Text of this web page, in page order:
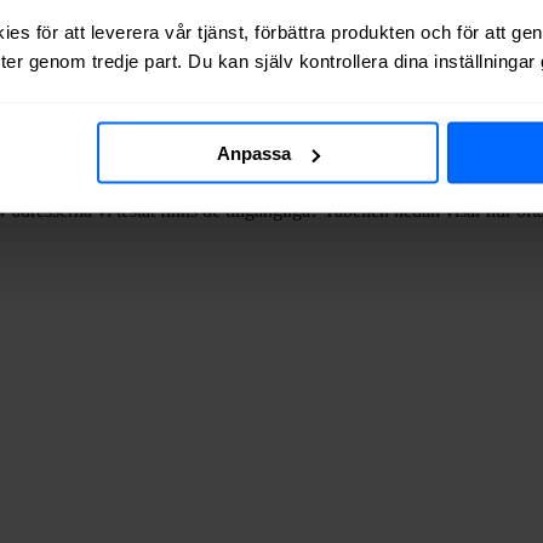
för att leverera vår tjänst, förbättra produkten och för att
genom tredje part. Du kan själv kontrollera dina
Anpassa
i
kabel-TV (via koaxialkabel) i
adresserna vi testat finns de tillgängliga? Tabellen nedan visar hur